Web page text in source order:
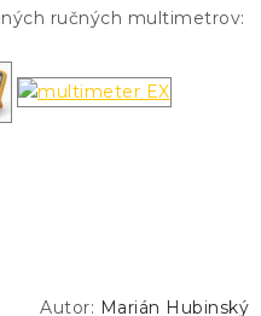
ručných multimetrov:
Autor: Marián Hubinský